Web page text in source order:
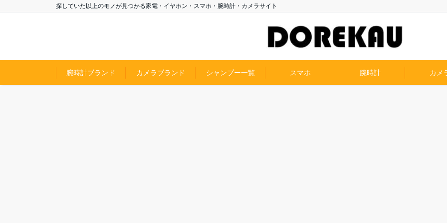
探していた以上のモノが見つかる家電・イヤホン・スマホ・腕時計・カメラサイト
腕時計ブランド カメラブランド シャンプー一覧 スマホ 腕時計 カメ